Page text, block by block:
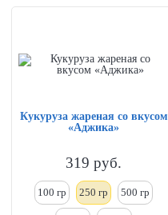
Кукуруза жареная со вкусом
«Аджика»
319 руб.
100 гр 250 гр 500 гр